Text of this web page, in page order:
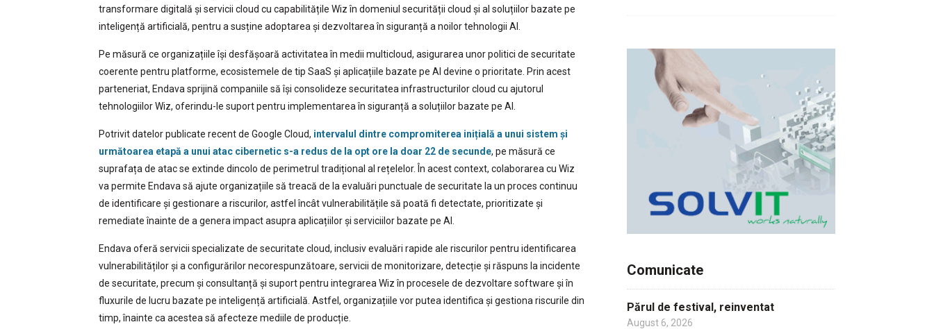
transformare digitală și servicii cloud cu capabilitățile Wiz în domeniul securității cloud și al soluțiilor bazate pe
inteligență artificială, pentru a susține adoptarea și dezvoltarea în siguranță a noilor tehnologii AI.
Pe măsură ce organizațiile își desfășoară activitatea în medii multicloud, asigurarea unor politici de securitate
coerente pentru platforme, ecosistemele de tip SaaS și aplicațiile bazate pe AI devine o prioritate. Prin acest
parteneriat, Endava sprijină companiile să își consolideze securitatea infrastructurilor cloud cu ajutorul
tehnologiilor Wiz, oferindu-le suport pentru implementarea în siguranță a soluțiilor bazate pe AI.
Potrivit datelor publicate recent de Google Cloud, intervalul dintre compromiterea inițială a unui sistem și
următoarea etapă a unui atac cibernetic s-a redus de la opt ore la doar 22 de secunde, pe măsură ce
suprafața de atac se extinde dincolo de perimetrul tradițional al rețelelor. În acest context, colaborarea cu Wiz
va permite Endava să ajute organizațiile să treacă de la evaluări punctuale de securitate la un proces continuu
de identificare și gestionare a riscurilor, astfel încât vulnerabilitățile să poată fi detectate, prioritizate și
remediate înainte de a genera impact asupra aplicațiilor și serviciilor bazate pe AI.
Endava oferă servicii specializate de securitate cloud, inclusiv evaluări rapide ale riscurilor pentru identificarea
vulnerabilităților și a configurărilor necorespunzătoare, servicii de monitorizare, detecție și răspuns la incidente
de securitate, precum și consultanță și suport pentru integrarea Wiz în procesele de dezvoltare software și în
fluxurile de lucru bazate pe inteligență artificială. Astfel, organizațiile vor putea identifica și gestiona riscurile din
timp, înainte ca acestea să afecteze mediile de producție.
Comunicate
Părul de festival, reinventat
August 6, 2026